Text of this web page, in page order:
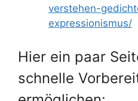
verstehen-
expressionismus/
Hier ein paar
schnelle